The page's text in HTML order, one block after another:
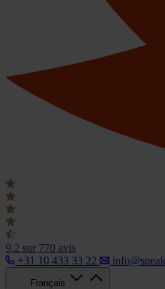
9.2 sur 770 avis
+31 10 433 33 22
Français